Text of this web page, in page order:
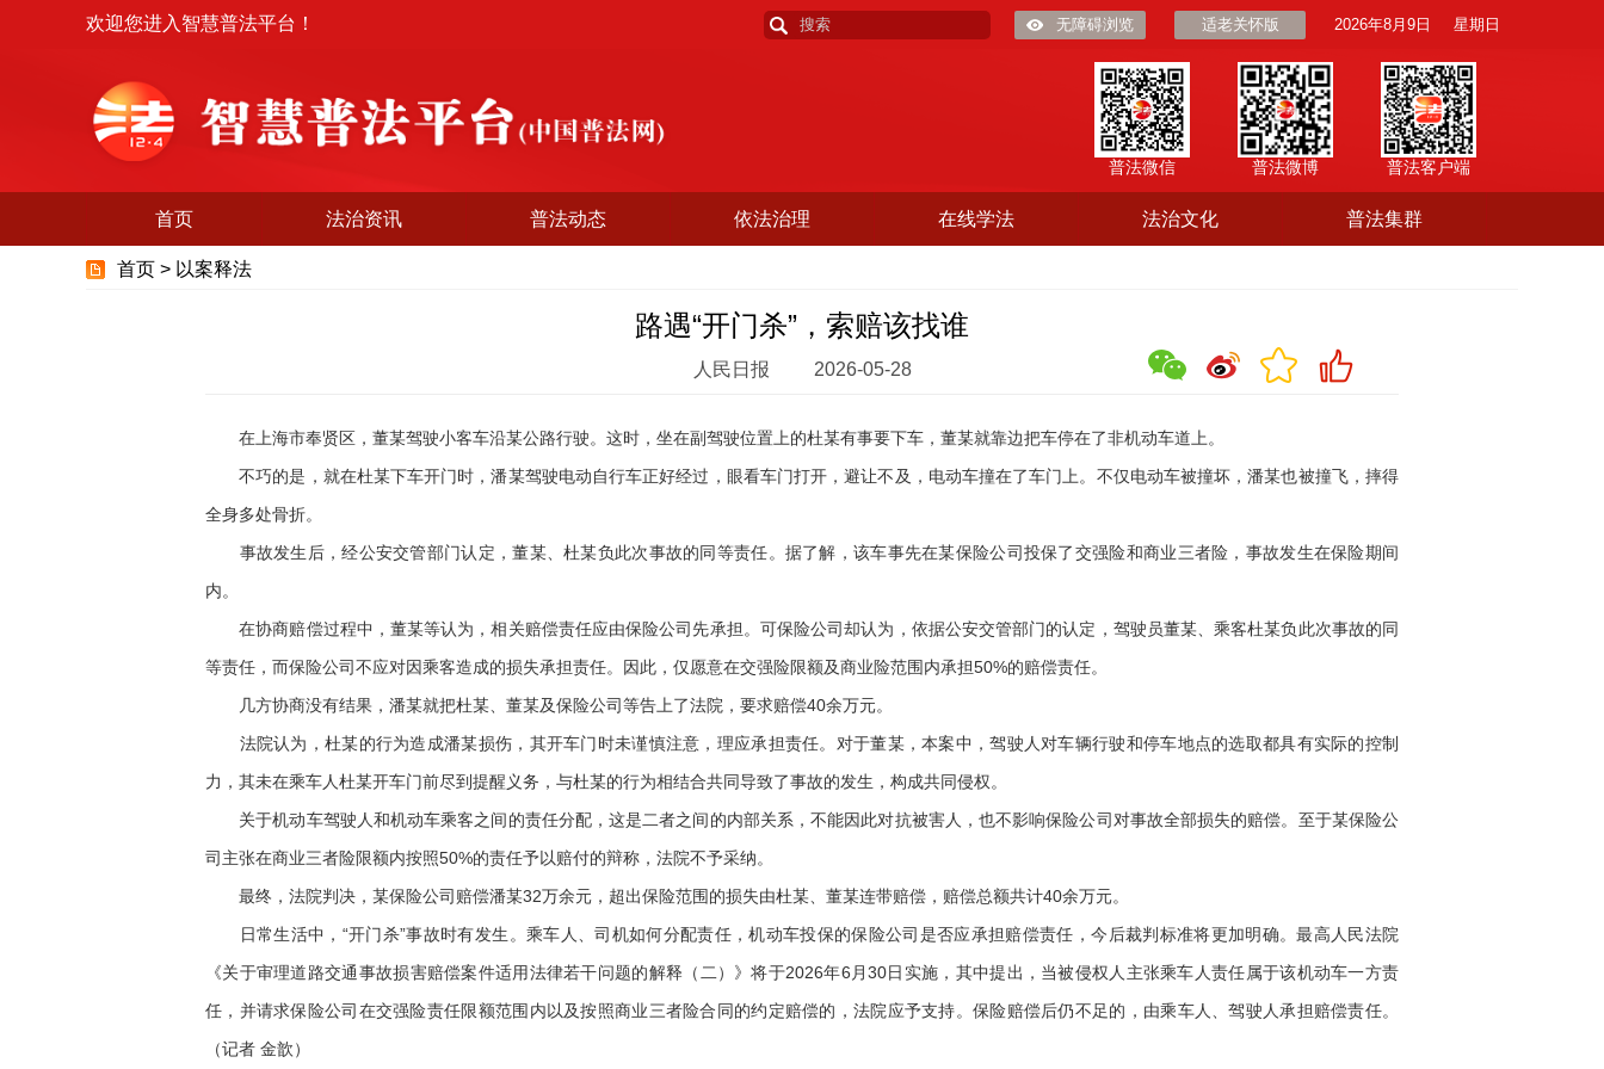
欢迎您进入智慧普法平台！ 无障碍浏览 适老关怀版 2026年8月9日 星期日
普法客户端
普法微博
普法微信
首页 法治资讯 普法动态 依法治理 在线学法 法治文化 普法集群
首页 > 以案释法
路遇“开门杀”，索赔该找谁
人民日报 2026-05-28
在上海市奉贤区，董某驾驶小客车沿某公路行驶。这时，坐在副驾驶位置上的杜某有事要下车，董某就靠边把车停在了非机动车道上。
不巧的是，就在杜某下车开门时，潘某驾驶电动自行车正好经过，眼看车门打开，避让不及，电动车撞在了车门上。不仅电动车被撞坏，潘某也被撞飞，摔得
全身多处骨折。
事故发生后，经公安交管部门认定，董某、杜某负此次事故的同等责任。据了解，该车事先在某保险公司投保了交强险和商业三者险，事故发生在保险期间
内。
在协商赔偿过程中，董某等认为，相关赔偿责任应由保险公司先承担。可保险公司却认为，依据公安交管部门的认定，驾驶员董某、乘客杜某负此次事故的同
等责任，而保险公司不应对因乘客造成的损失承担责任。因此，仅愿意在交强险限额及商业险范围内承担50%的赔偿责任。
几方协商没有结果，潘某就把杜某、董某及保险公司等告上了法院，要求赔偿40余万元。
法院认为，杜某的行为造成潘某损伤，其开车门时未谨慎注意，理应承担责任。对于董某，本案中，驾驶人对车辆行驶和停车地点的选取都具有实际的控制
力，其未在乘车人杜某开车门前尽到提醒义务，与杜某的行为相结合共同导致了事故的发生，构成共同侵权。
关于机动车驾驶人和机动车乘客之间的责任分配，这是二者之间的内部关系，不能因此对抗被害人，也不影响保险公司对事故全部损失的赔偿。至于某保险公
司主张在商业三者险限额内按照50%的责任予以赔付的辩称，法院不予采纳。
最终，法院判决，某保险公司赔偿潘某32万余元，超出保险范围的损失由杜某、董某连带赔偿，赔偿总额共计40余万元。
日常生活中，“开门杀”事故时有发生。乘车人、司机如何分配责任，机动车投保的保险公司是否应承担赔偿责任，今后裁判标准将更加明确。最高人民法院
《关于审理道路交通事故损害赔偿案件适用法律若干问题的解释（二）》将于2026年6月30日实施，其中提出，当被侵权人主张乘车人责任属于该机动车一方责
任，并请求保险公司在交强险责任限额范围内以及按照商业三者险合同的约定赔偿的，法院应予支持。保险赔偿后仍不足的，由乘车人、驾驶人承担赔偿责任。
（记者 金歆）